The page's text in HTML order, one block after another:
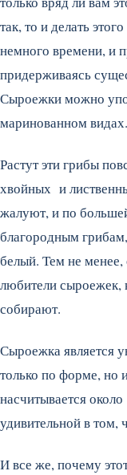
так, то и делать
немного времени, и
придерживаясь
Сыроежки можно
маринованном
Растут эти грибы
хвойных и
жалуют, и по
благородным
белый. Тем не менее,
любители сыроежек,
собирают.
Сыроежка является
только по форме, но
насчитывается
удивительной в том,
И все же, почему